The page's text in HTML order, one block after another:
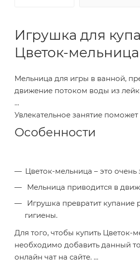
Игрушка для
Цветок-
Мельница для игры в ванной,
движение потоком воды из
Увлекательное занятие
Особенности
Цветок-мельница – это
Мельница приводится в
гигиены.
Для того, чтобы купить
необходимо добавить данный
онлайн чат на сайте.